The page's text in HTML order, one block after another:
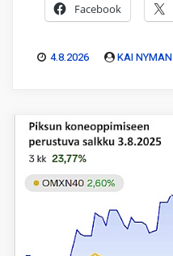
Facebook
4.8.2026 KAI NYMAN